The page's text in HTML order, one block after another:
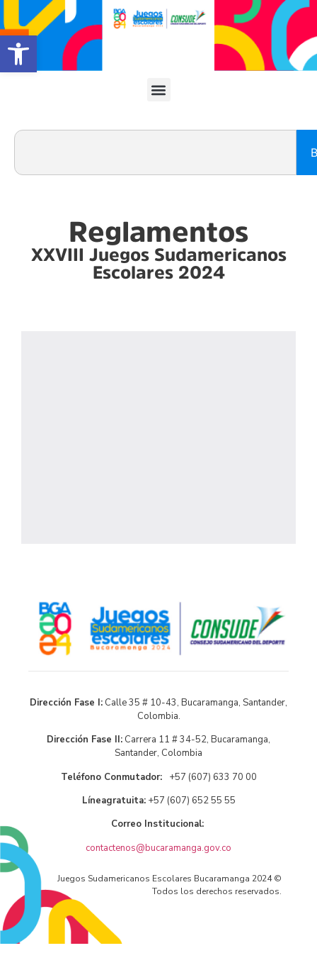
Abrir barra de herramientas
Reglamentos
XXVIII Juegos Sudamericanos
Escolares 2024
Dirección Fase I: Calle 35 # 10-43, Bucaramanga, Santander,
Colombia.
Dirección Fase II: Carrera 11 # 34-52, Bucaramanga,
Santander, Colombia
Teléfono Conmutador:
+57 (607) 633 70 00
Líneagratuita:+57 (607) 652 55 55
Correo Institucional:
contactenos@bucaramanga.gov.co
Juegos Sudamericanos Escolares Bucaramanga 2024 ©
Todos los derechos reservados.